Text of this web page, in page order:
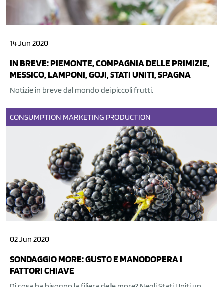
14 Jun 2020
IN BREVE: PIEMONTE, COMPAGNIA DELLE PRIMIZIE,
MESSICO, LAMPONI, GOJI, STATI UNITI, SPAGNA
Notizie in breve dal mondo dei piccoli frutti.
CONSUMPTION MARKETING PRODUCTION
02 Jun 2020
SONDAGGIO MORE: GUSTO E MANODOPERA I
FATTORI CHIAVE